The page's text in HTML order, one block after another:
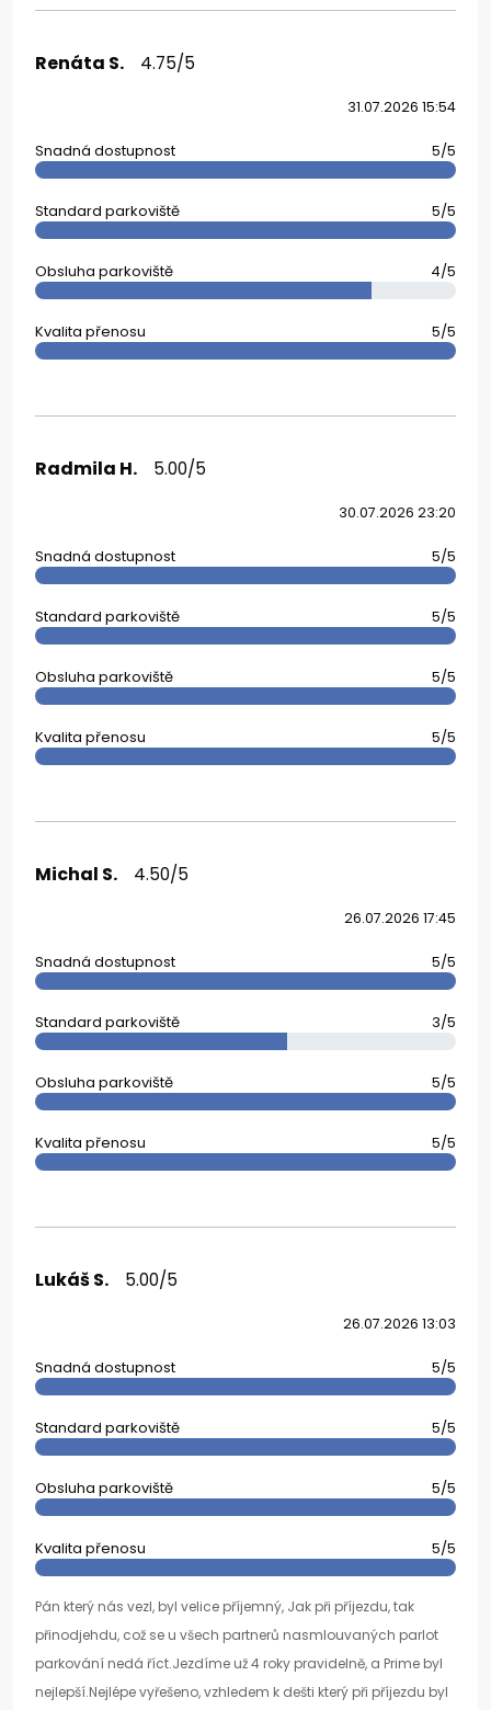
Renáta S. 4.75/5
31.07.2026 15:54
Snadná dostupnost 5/5
Standard parkoviště 5/5
Obsluha parkoviště 4/5
Kvalita přenosu 5/5
Radmila H. 5.00/5
30.07.2026 23:20
Snadná dostupnost 5/5
Standard parkoviště 5/5
Obsluha parkoviště 5/5
Kvalita přenosu 5/5
Michal S. 4.50/5
26.07.2026 17:45
Snadná dostupnost 5/5
Standard parkoviště 3/5
Obsluha parkoviště 5/5
Kvalita přenosu 5/5
Lukáš S. 5.00/5
26.07.2026 13:03
Snadná dostupnost 5/5
Standard parkoviště 5/5
Obsluha parkoviště 5/5
Kvalita přenosu 5/5
Pán který nás vezl, byl velice příjemný, Jak při příjezdu, tak
přinodjehdu, což se u všech partnerů nasmlouvaných parlot
parkování nedá říct.Jezdíme už 4 roky pravidelně, a Prime byl
nejlepší.Nejlépe vyřešeno, vzhledem k dešti který při příjezdu byl